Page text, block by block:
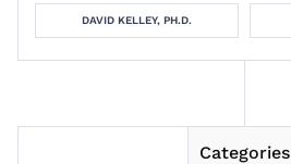
DAVID KELLEY, PH.D.
Categories